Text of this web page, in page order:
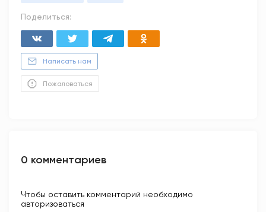
Поделиться:
Написать нам
Пожаловаться
0 комментариев
Чтобы оставить комментарий необходимо
авторизоваться